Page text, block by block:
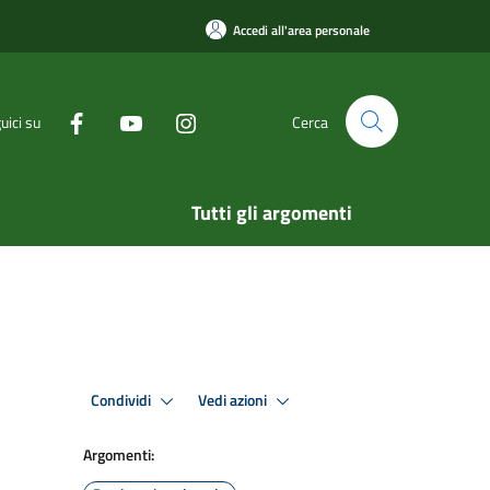
Accedi all'area personale
su Cerca
Tutti gli argomenti
Condividi Vedi azioni
Argomenti: